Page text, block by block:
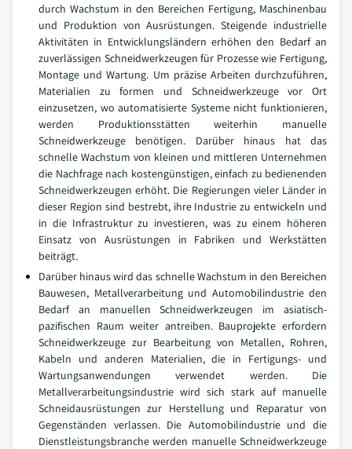
durch Wachstum in den Bereichen Fertigung, Maschinenbau
und Produktion von Ausrüstungen. Steigende industrielle
Aktivitäten in Entwicklungsländern erhöhen den Bedarf an
zuverlässigen Schneidwerkzeugen für Prozesse wie Fertigung,
Montage und Wartung. Um präzise Arbeiten durchzuführen,
Materialien zu formen und Schneidwerkzeuge vor Ort
einzusetzen, wo automatisierte Systeme nicht funktionieren,
werden Produktionsstätten weiterhin manuelle
Schneidwerkzeuge benötigen. Darüber hinaus hat das
schnelle Wachstum von kleinen und mittleren Unternehmen
die Nachfrage nach kostengünstigen, einfach zu bedienenden
Schneidwerkzeugen erhöht. Die Regierungen vieler Länder in
dieser Region sind bestrebt, ihre Industrie zu entwickeln und
in die Infrastruktur zu investieren, was zu einem höheren
Einsatz von Ausrüstungen in Fabriken und Werkstätten
beiträgt.
Darüber hinaus wird das schnelle Wachstum in den Bereichen
Bauwesen, Metallverarbeitung und Automobilindustrie den
Bedarf an manuellen Schneidwerkzeugen im asiatisch-
pazifischen Raum weiter antreiben. Bauprojekte erfordern
Schneidwerkzeuge zur Bearbeitung von Metallen, Rohren,
Kabeln und anderen Materialien, die in Fertigungs- und
Wartungsanwendungen verwendet werden. Die
Metallverarbeitungsindustrie wird sich stark auf manuelle
Schneidausrüstungen zur Herstellung und Reparatur von
Gegenständen verlassen. Die Automobilindustrie und die
Dienstleistungsbranche werden manuelle Schneidwerkzeuge